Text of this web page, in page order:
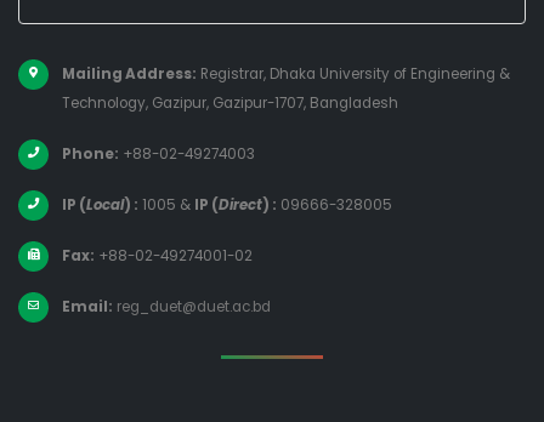
Mailing Address: Registrar, Dhaka University of Engineering &
Technology, Gazipur, Gazipur-1707, Bangladesh
Phone: +88-02-49274003
IP (Local) : 1005 & IP (Direct) : 09666-328005
Fax: +88-02-49274001-02
Email: reg_duet@duet.ac.bd